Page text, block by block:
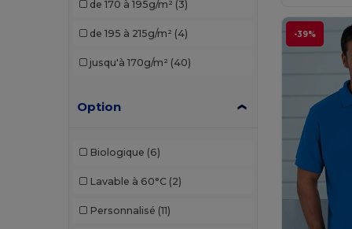
WK. Designed To Work
de 170 à 195g/m² (3)
de 195 à 215g/m² (4)
jusqu'à 170g/m² (40)
Option
Biologique (6)
Lavable à 60°C (2)
Personnalisé (11)
-39%